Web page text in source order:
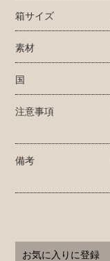
箱サイズ
素材
国
注意事項
備考
お気に入りに登録